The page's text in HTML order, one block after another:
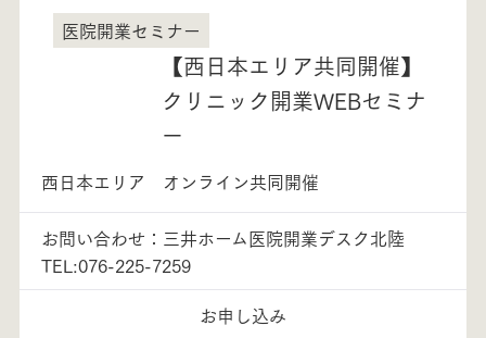
富山県
医院開業セミナー
【西日本エリア共同開催】
クリニック開業WEBセミナ
ー
西日本エリア オンライン共同開催
お問い合わせ：三井ホーム医院開業デスク北陸
TEL:076-225-7259
お申し込み